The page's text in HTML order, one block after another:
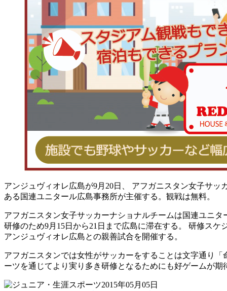
アンジュヴィオレ広島が9月20日、 アフガニスタン女子サ
ある国連ユニタール広島事務所が主催する。観戦は無料。
アフガニスタン女子サッカーナショナルチームは国連ユニタ
研修のため9月15日から21日まで広島に滞在する。 研修スケ
アンジュヴィオレ広島との親善試合を開催する。
アフガニスタンでは女性がサッカーをすることは文字通り
ーツを通じてより実り多き研修となるためにも好ゲームが期
2015年05月05日